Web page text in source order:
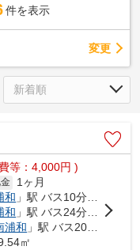
件を表示
変更
等：4,000円 )
1ヶ月
和 」駅 バス10分 「芝原」 停歩2分
和 」駅 バス24分 「芝原一丁目」 停歩4分
浦和 」駅 バス20分 「芝原一丁目」 停歩4分
㎡